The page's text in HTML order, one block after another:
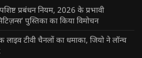
प्रबंधन नियम, 2026 के प्रभावी
पुस्तिका का किया विमोचन
टीवी चैनलों का धमाका, जियो ने लॉन्च